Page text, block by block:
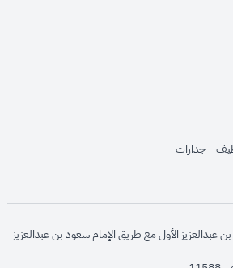
opens in
opens
opens in
opens
opens in
opens in new
- جداراتopens in new window
عبدالعزيز الأول مع طريق الإمام سعود بن عبدالعزيز